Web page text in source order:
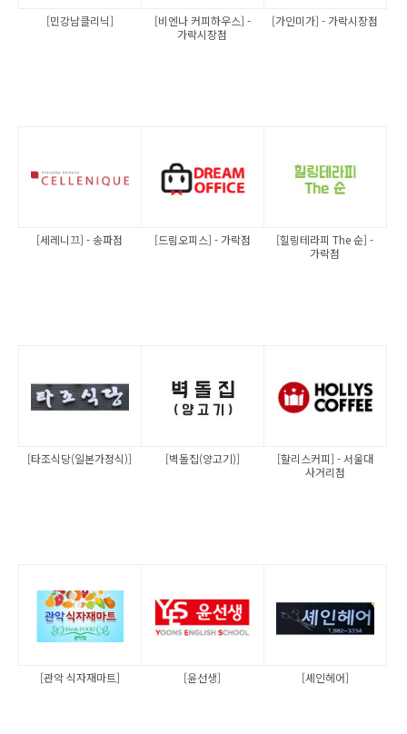
[민강남클리닉]
[비엔나 커피하우스] -
가락시장점
[가인미가] - 가락시장점
[세레니끄] - 송파점 [드림오피스] - 가락점
[힐링테라피 The 순] -
가락점
[타조식당(일본가정식)] [벽돌집(양고기)]
[할리스커피] - 서울대
사거리점
[관악 식자재마트] [윤선생] [셰인헤어]